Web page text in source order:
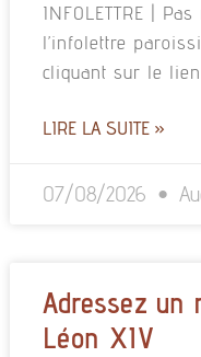
INFOLETTRE |
l’infolettre
cliquant sur le
LIRE LA SUITE »
07/08/2026
Adressez un
Léon XIV